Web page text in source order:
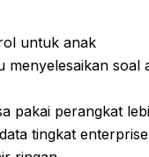
untuk anak
soal
pakai perangkat
tingkat enterprise